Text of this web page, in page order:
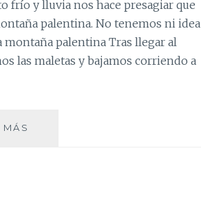
frío y lluvia nos hace presagiar que
palentina. No tenemos ni idea
montaña palentina Tras llegar al
las maletas y bajamos corriendo a
MÁS